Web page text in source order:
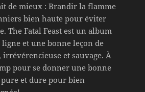
de mieux : Brandir la flamme
bien haute pour éviter
The Fatal Feast est un album
et une bonne leçon de
et sauvage. À
pour se donner une bonne
pure et dure pour bien